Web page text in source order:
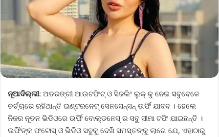
ନୂଆଦିଲ୍ଲୀ: ଅତରଙ୍ଗୀ ଆଉଟଫିଟ୍ ଓ ସିଜଲିଂ ଲୁକ୍ କୁ ନେଇ ସବୁବେଳେ
ଚର୍ଚ୍ଚାରେ ରହିଥାନ୍ତି ଇଣ୍ଟରନେଟ୍ ସେନସେନ୍ସନ୍ ଉର୍ଫି ଯାଦବ । ହେଲେ
ନିଜର ନୂତନ ଭିଡିଓରେ ଉର୍ଫି ବୋଲ୍ଡନେସ୍ ର ସବୁ ସୀମା ଟଫି ଯାଇଛନ୍ତି ।
ଉର୍ଫିଙ୍କ ଫଟୋସ୍ ଓ ଭିଡିଓ ସବୁକୁ ଦେଖି ସମସ୍ତଙ୍କୁ ଲାଗେ ଯେ, ଏହାଠାରୁ